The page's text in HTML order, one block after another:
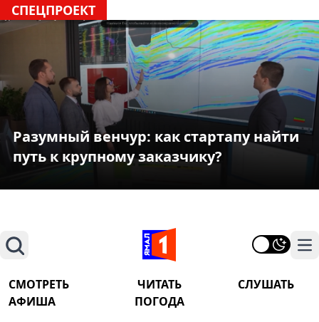
СПЕЦПРОЕКТ
Разумный венчур: как стартапу найти
путь к крупному заказчику?
Поиск
СМОТРЕТЬ ЧИТАТЬ
СЛУШАТЬ
АФИША
ПОГОДА